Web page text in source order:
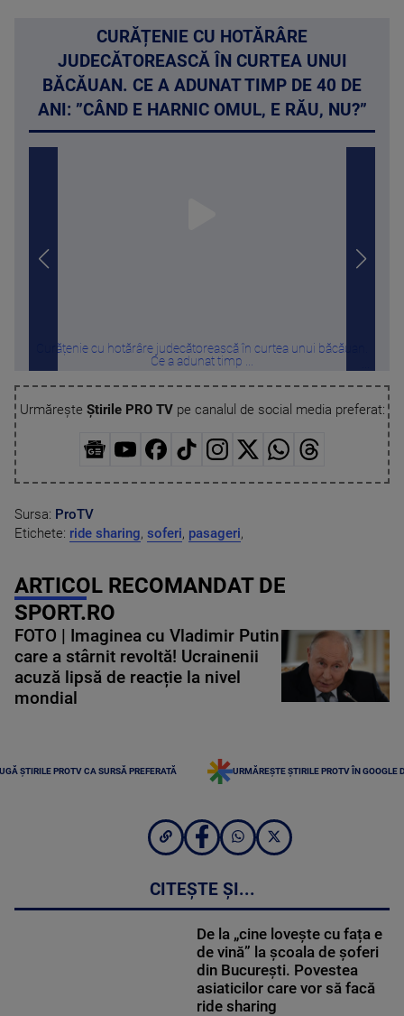
CURĂȚENIE CU HOTĂRÂRE
JUDECĂTOREASCĂ ÎN CURTEA UNUI
BĂCĂUAN. CE A ADUNAT TIMP DE 40 DE
ANI: ”CÂND E HARNIC OMUL, E RĂU, NU?”
Curățenie cu hotărâre judecătorească în curtea unui băcăuan.
Ce a adunat timp ...
Urmărește Știrile PRO TVpe canalul de social media preferat:
Sursa: ProTV
Etichete: ride sharing, soferi, pasageri,
ARTICOL RECOMANDAT DE
SPORT.RO
FOTO | Imaginea cu Vladimir Putin
care a stârnit revoltă! Ucrainenii
acuză lipsă de reacție la nivel
mondial
ȘTIRILE PROTV CA SURSĂ PREFERATĂ URMĂREȘTE ȘTIRILE PROTV ÎN GOOGLE
CITEȘTE ȘI...
De la „cine lovește cu fața e
de vină” la școala de șoferi
din București. Povestea
asiaticilor care vor să facă
ride sharing